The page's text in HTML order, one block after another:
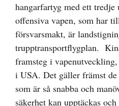
hangarfartyg med ett tredje
offensiva vapen, som har
försvarsmakt, är
trupptransportflygplan.
framsteg i
i USA. Det gäller främst
som är så snabba och
säkerhet kan upptäckas